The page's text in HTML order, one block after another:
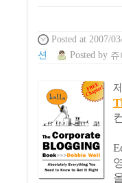
Posted at 2007/
션
Postedby 쥬